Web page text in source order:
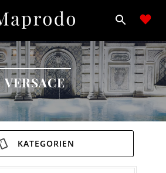
VERSACE
KATEGORIEN